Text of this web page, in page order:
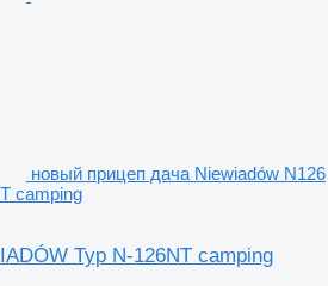
новый прицеп дача Niewiadów N126
camping
Typ N-126NT camping